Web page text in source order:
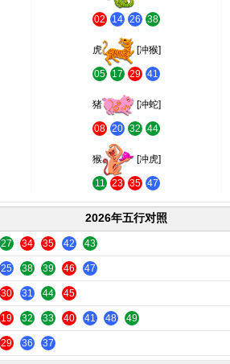
02 14 26 38
虎 [冲猴]
05 17 29 41
猪 [冲蛇]
08 20 32 44
猴 [冲虎]
11 23 35 47
2026年五行对照
27 34 35 42 43
25 38 39 46 47
30 31 44 45
19 32 33 40 41 48 49
29 36 37